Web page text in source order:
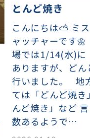
とんど焼き
こんにちは⛅ ミ
ャッチャーです
場では1/14(水)に
ありますが、ど
行いました。 地
ては「どんど焼き
んど焼き」など
数あるようで…